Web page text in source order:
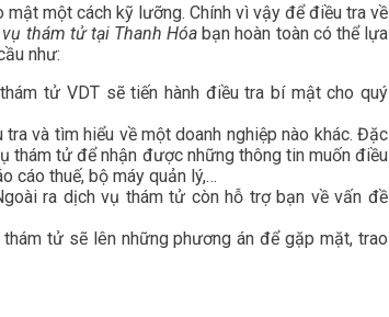
một cách kỹ lưỡng. Chính vì vậy để điều tra về
thám tử tại Thanh Hóa bạn hoàn toàn có thể lựa
như:
tử VDT sẽ tiến hành điều tra bí mật cho quý
và tìm hiểu về một doanh nghiệp nào khác. Đặc
thám tử để nhận được những thông tin muốn điều
cáo thuế, bộ máy quản lý,…
ra dịch vụ thám tử còn hỗ trợ bạn về vấn đề
tử sẽ lên những phương án để gặp mặt, trao